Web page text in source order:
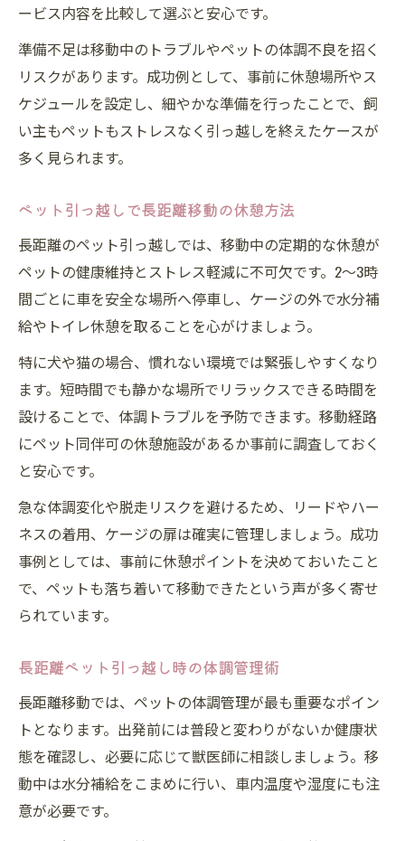
ービス内容を比較して選ぶと安心です。
準備不足は移動中のトラブルやペットの体調不良を招く
リスクがあります。成功例として、事前に休憩場所やス
ケジュールを設定し、細やかな準備を行ったことで、飼
い主もペットもストレスなく引っ越しを終えたケースが
多く見られます。
ペット引っ越しで長距離移動の休憩方法
長距離のペット引っ越しでは、移動中の定期的な休憩が
ペットの健康維持とストレス軽減に不可欠です。2〜3時
間ごとに車を安全な場所へ停車し、ケージの外で水分補
給やトイレ休憩を取ることを心がけましょう。
特に犬や猫の場合、慣れない環境では緊張しやすくなり
ます。短時間でも静かな場所でリラックスできる時間を
設けることで、体調トラブルを予防できます。移動経路
にペット同伴可の休憩施設があるか事前に調査しておく
と安心です。
急な体調変化や脱走リスクを避けるため、リードやハー
ネスの着用、ケージの扉は確実に管理しましょう。成功
事例としては、事前に休憩ポイントを決めておいたこと
で、ペットも落ち着いて移動できたという声が多く寄せ
られています。
長距離ペット引っ越し時の体調管理術
長距離移動では、ペットの体調管理が最も重要なポイン
トとなります。出発前には普段と変わりがないか健康状
態を確認し、必要に応じて獣医師に相談しましょう。移
動中は水分補給をこまめに行い、車内温度や湿度にも注
意が必要です。